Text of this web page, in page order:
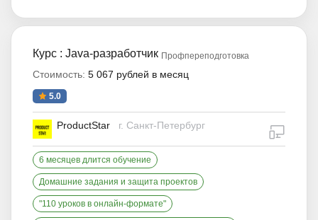
Курс : Java-разработчик Профпереподготовка
Стоимость: 5 067 рублей в месяц
5.0
ProductStar г. Санкт-Петербург
6 месяцев длится обучение
Домашние задания и защита проектов
"110 уроков в онлайн-формате"